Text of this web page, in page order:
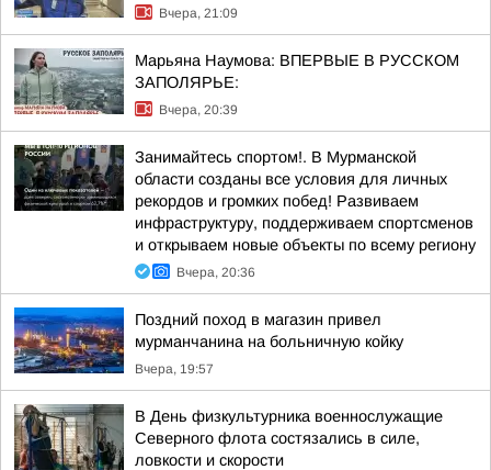
Вчера, 21:09
Марьяна Наумова: ВПЕРВЫЕ В РУССКОМ
ЗАПОЛЯРЬЕ:
Вчера, 20:39
Занимайтесь спортом!. В Мурманской
области созданы все условия для личных
рекордов и громких побед! Развиваем
инфраструктуру, поддерживаем спортсменов
и открываем новые объекты по всему региону
Вчера, 20:36
Поздний поход в магазин привел
мурманчанина на больничную койку
Вчера, 19:57
В День физкультурника военнослужащие
Северного флота состязались в силе,
ловкости и скорости